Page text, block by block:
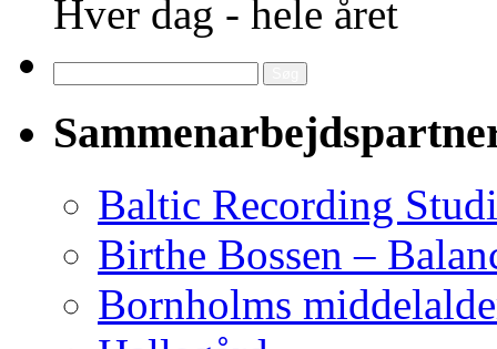
Hver dag - hele året
efter:
Baltic Recording
Birthe Bossen –
Bornholms